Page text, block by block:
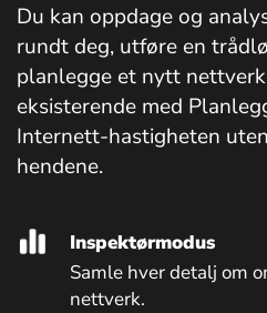
Du kan oppdage og
rundt deg, utføre en
planlegge et nytt
eksisterende med
Internett-hastigheten
hendene.
Inspektørmodus
Samle hver detalj om
nettverk.